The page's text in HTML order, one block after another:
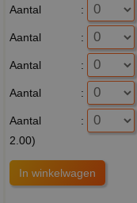
Aantal :
Aantal :
Aantal :
Aantal :
Aantal :
2.00)